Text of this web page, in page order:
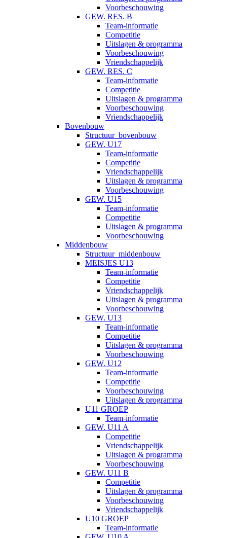
Voorbeschouwing
GEW. RES. B
Team-informatie
Competitie
Uitslagen & programma
Voorbeschouwing
Vriendschappelijk
GEW. RES. C
Team-informatie
Competitie
Uitslagen & programma
Voorbeschouwing
Vriendschappelijk
Bovenbouw
Structuur_bovenbouw
GEW. U17
Team-informatie
Competitie
Vriendschappelijk
Uitslagen & programma
Voorbeschouwing
GEW. U15
Team-informatie
Competitie
Uitslagen & programma
Voorbeschouwing
Middenbouw
Structuur_middenbouw
MEISJES U13
Team-informatie
Competitie
Vriendschappelijk
Uitslagen & programma
Voorbeschouwing
GEW. U13
Team-informatie
Competitie
Uitslagen & programma
Voorbeschouwing
GEW. U12
Team-informatie
Competitie
Voorbeschouwing
Uitslagen & programma
U11 GROEP
Team-informatie
GEW. U11 A
Competitie
Vriendschappelijk
Uitslagen & programma
Voorbeschouwing
GEW. U11 B
Competitie
Uitslagen & programma
Voorbeschouwing
Vriendschappelijk
U10 GROEP
Team-informatie